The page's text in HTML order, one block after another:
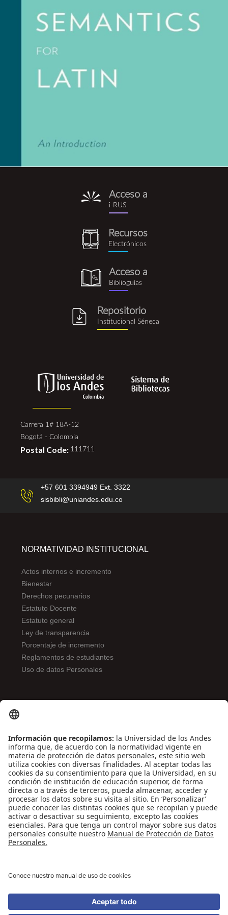
i-
rus.png
Acceso a
i-RUS
recursos_electronicos.png
Recursos
Electrónicos
biblioguia.png
Acceso a
Biblioguías
Repositorio
Institucional Séneca
Carrera 1# 18A-12
Bogotá - Colombia
Postal Code: 111711
+57 601 3394949 Ext. 3322
sisbibli@uniandes.edu.co
NORMATIVIDAD INSTITUCIONAL
Actos internos e incremento
Bienestar
Derechos pecunarios
Estatuto Docente
Estatuto general
Ley de transparencia
Porcentaje de incremento
Reglamentos de estudiantes
Uso de datos Personales
Contáctenos
Biblioguías
Preguntas frecuentes
Capacitación
Directrices
Entretenimiento
Compra de libros y material audiovisual